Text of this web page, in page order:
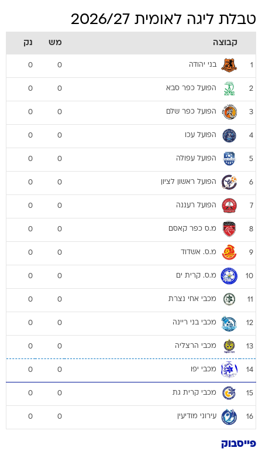
טבלת ליגה לאומית 2026/27
קבוצה מש נק
1 בני יהודה 0
0
2 הפועל כפר סבא 0
0
3 הפועל כפר שלם 0
0
4 הפועל עכו 0
0
5 הפועל עפולה 0
0
6 הפועל ראשון לציון 0
0
7 הפועל רעננה 0
0
8 מ.ס כפר קאסם 0
0
9 מ.ס. אשדוד 0
0
10 מ.ס. קרית ים 0
0
11 מכבי אחי נצרת 0
0
12 מכבי בני ריינה 0
0
13 מכבי הרצליה 0
0
14 מכבי יפו 0
0
15 מכבי קרית גת 0
0
16 עירוני מודיעין 0
0
פייסבוק